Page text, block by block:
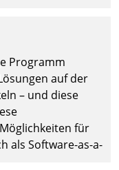
Grundregeln
Programm
auf der
– und diese
für
als Software-as-a-